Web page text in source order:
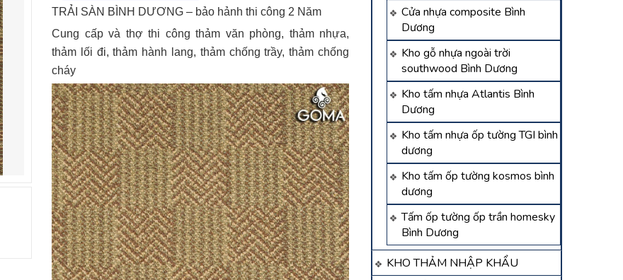
Cửa nhựa composite Bình
Dương
Kho gỗ nhựa ngoài trời
southwood Bình Dương
Kho tấm nhựa Atlantis Bình
Dương
Kho tấm nhựa ốp tường TGI bình
dương
Kho tấm ốp tường kosmos bình
dương
Tấm ốp tường ốp trần homesky
Bình Dương
KHO THẢM NHẬP KHẨU
TRẢI SÀN BÌNH DƯƠNG – bảo hảnh thi công 2 Năm
Cung cấp và thợ thi công thảm văn phòng, thảm nhựa,
thảm lối đi, thảm hành lang, thảm chống trầy, thảm chống
cháy